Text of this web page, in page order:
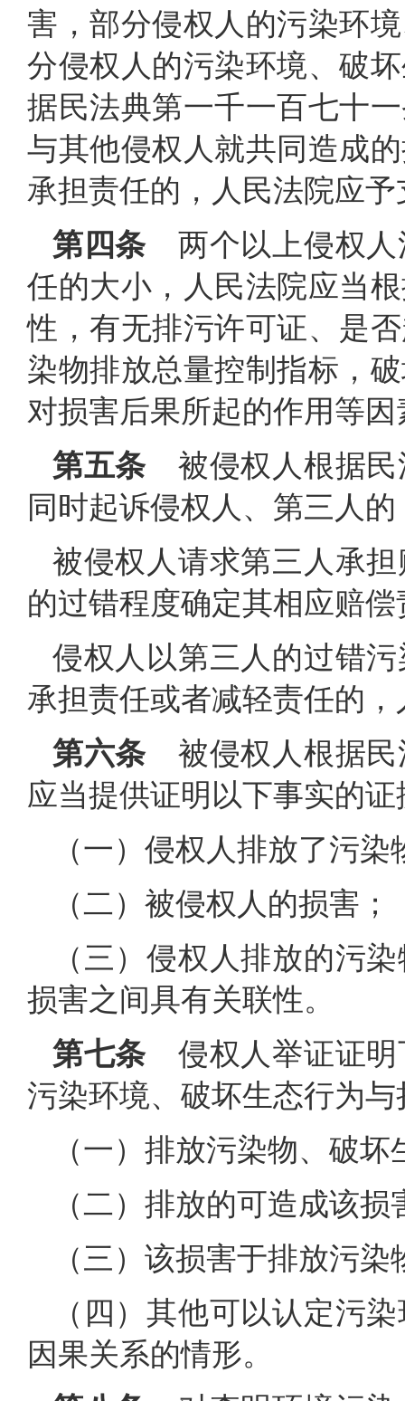
害，部分侵权人的污染环
分侵权人的污染环境、破
据民法典第一千一百七十
与其他侵权人就共同造成
承担责任的，人民法院应予
第四条 两个以上侵权人
任的大小，人民法院应当
性，有无排污许可证、是
染物排放总量控制指标，
对损害后果所起的作用等
第五条 被侵权人根据民
同时起诉侵权人、第三人
被侵权人请求第三人承
的过错程度确定其相应赔偿
侵权人以第三人的过错
承担责任或者减轻责任的
第六条 被侵权人根据民
应当提供证明以下事实的
（一）侵权人排放了污
（二）被侵权人的损害；
（三）侵权人排放的污
损害之间具有关联性。
第七条 侵权人举证证明
污染环境、破坏生态行为
（一）排放污染物、破
（二）排放的可造成该
（三）该损害于排放污
（四）其他可以认定污
因果关系的情形。